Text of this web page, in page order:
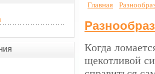
Главная
Когда
щекотливой